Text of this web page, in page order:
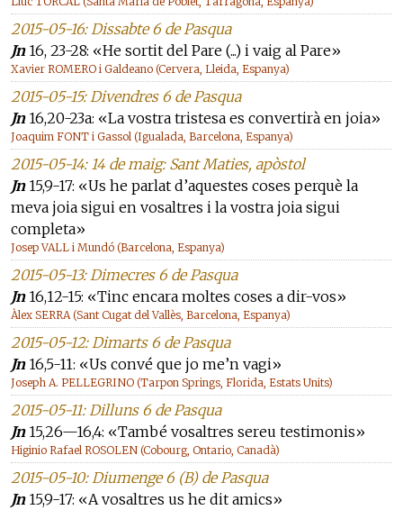
2015-05-16: Dissabte 6 de Pasqua
Jn16, 23-28: «He sortit del Pare (...) i vaig al Pare»
Xavier ROMERO i Galdeano (Cervera, Lleida, Espanya)
2015-05-15: Divendres 6 de Pasqua
Jn16,20-23a: «La vostra tristesa es convertirà en joia»
Joaquim FONT i Gassol (Igualada, Barcelona, Espanya)
2015-05-14: 14 de maig: Sant Maties, apòstol
Jn15,9-17: «Us he parlat d’aquestes coses perquè la
meva joia sigui en vosaltres i la vostra joia sigui
completa»
Josep VALL i Mundó (Barcelona, Espanya)
2015-05-13: Dimecres 6 de Pasqua
Jn16,12-15: «Tinc encara moltes coses a dir-vos»
Àlex SERRA (Sant Cugat del Vallès, Barcelona, Espanya)
2015-05-12: Dimarts 6 de Pasqua
Jn16,5-11: «Us convé que jo me’n vagi»
Joseph A. PELLEGRINO (Tarpon Springs, Florida, Estats Units)
2015-05-11: Dilluns 6 de Pasqua
Jn15,26—16,4: «També vosaltres sereu testimonis»
Higinio Rafael ROSOLEN (Cobourg, Ontario, Canadà)
2015-05-10: Diumenge 6 (B) de Pasqua
Jn15,9-17: «A vosaltres us he dit amics»